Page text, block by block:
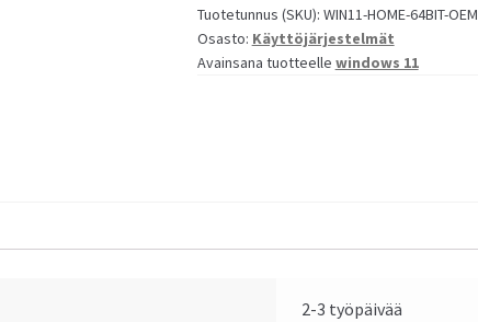
bit
OEM
määrä
Tuotetunnus (SKU): WIN11-HOME-64BIT-OEM
Osasto: Käyttöjärjestelmät
Avainsana tuotteelle windows 11
2-3 työpäivää